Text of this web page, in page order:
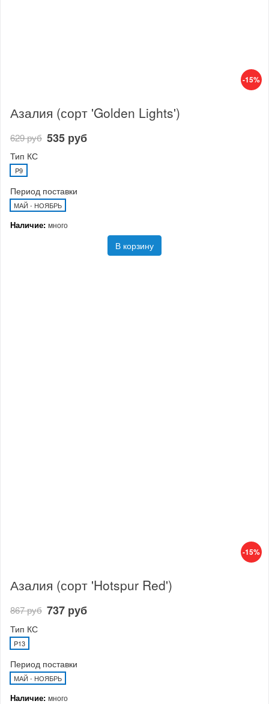
-15%
Азалия (сорт 'Golden Lights')
629 руб 535 руб
Тип КС
P9
Период поставки
МАЙ - НОЯБРЬ
Наличие: много
В корзину
-15%
Азалия (сорт 'Hotspur Red')
867 руб 737 руб
Тип КС
P13
Период поставки
МАЙ - НОЯБРЬ
Наличие: много